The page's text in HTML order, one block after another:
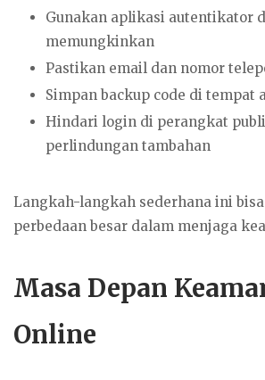
Gunakan aplikasi autentikator
memungkinkan
Pastikan email dan nomor
Simpan backup code di tempat
Hindari login di perangkat
perlindungan tambahan
Langkah-langkah sederhana ini
perbedaan besar dalam menjaga
Masa Depan
Online